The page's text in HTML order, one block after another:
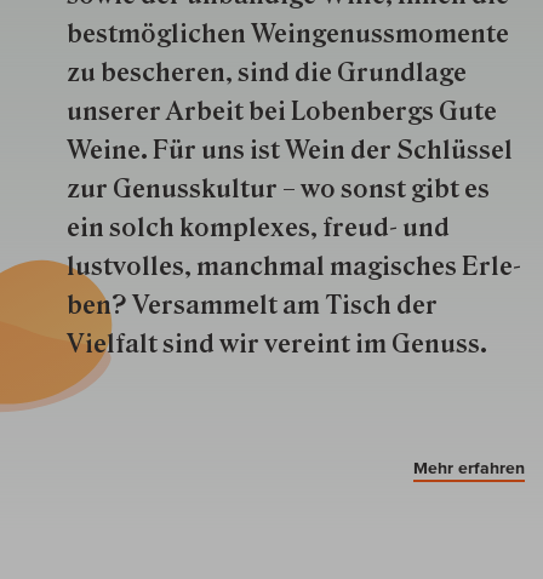
best­mög­lich­en Wein­genuss­momente
zu besche­ren, sind die Grund­lage
unserer Arbeit bei Lobenbergs Gute
Weine. Für uns ist Wein der Schlüs­sel
zur Genuss­kultur – wo sonst gibt es
ein solch kom­plexes, freud- und
lustvolles, manchmal ma­gisch­es Er­le­
ben? Versammelt am Tisch der
Vielfalt sind wir ver­eint im Genuss.
Mehr erfahren